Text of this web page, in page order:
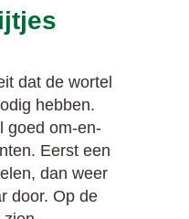
dat de wortel
hebben.
goed om-en-
Eerst een
dan weer
door. Op de